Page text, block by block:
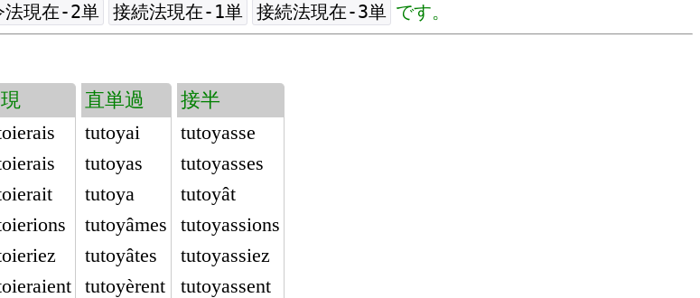
法現在-2単 接続法現在-1単 接続法現在-3単 です。
直単過
tutoyai
tutoyas
tutoya
tutoyâmes
tutoyâtes
tutoyèrent
接半
tutoyasse
tutoyasses
tutoyât
tutoyassions
tutoyassiez
tutoyassent